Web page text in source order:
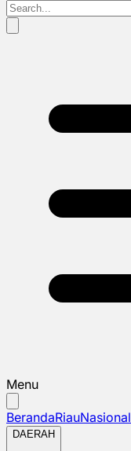
Menu
BerandaRiauNasional
DAERAH